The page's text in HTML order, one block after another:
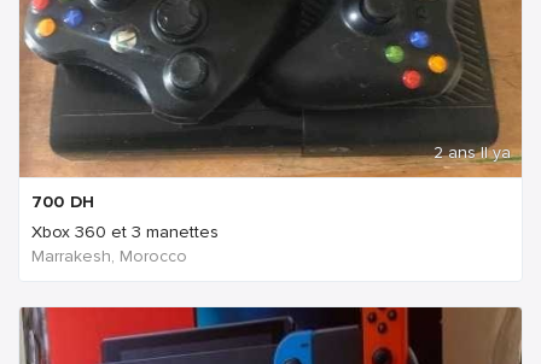
2 ans Il ya
700 DH
Xbox 360 et 3 manettes
Marrakesh, Morocco